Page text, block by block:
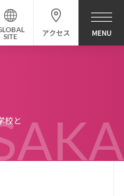
アクセス
SITE
校と